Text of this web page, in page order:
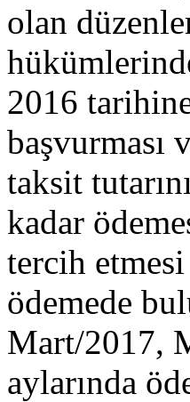
olan
2016
başvurması
taksit
kadar
tercih
ödemede
Mart/2017,
aylarında